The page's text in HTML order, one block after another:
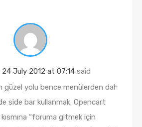
24 July 2012 at 07:14 said
güzel yolu bence menülerden daha
side bar kullanmak. Opencart
“foruma gitmek için